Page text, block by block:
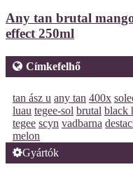
Any tan brutal
effect 250ml
Címkefelhő
tan ász u any tan 400x
luau tegee-sol brutal black
tegee scyn vadbarna
melon
Gyártók